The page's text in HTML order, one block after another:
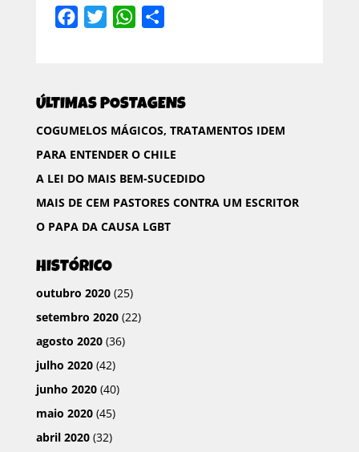
b
o
o
k
t
e
r
W
s
A
p
p
a
r
t
i
l
h
ÚLTIMAS POSTAGENS
COGUMELOS MÁGICOS, TRATAMENTOS IDEM
PARA ENTENDER O CHILE
A LEI DO MAIS BEM-SUCEDIDO
MAIS DE CEM PASTORES CONTRA UM ESCRITOR
O PAPA DA CAUSA LGBT
HISTÓRICO
outubro 2020(25)
setembro 2020(22)
agosto 2020(36)
julho 2020(42)
junho 2020(40)
maio 2020(45)
abril 2020(32)